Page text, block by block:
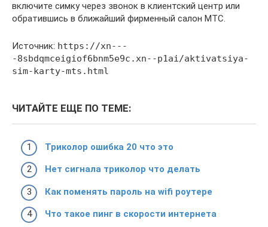
включите симку через звонок в клиентский центр или
обратившись в ближайший фирменный салон МТС.
Источник: https://xn---
-8sbdqmceigiof6bnm5e9c.xn--p1ai/aktivatsiya-
sim-karty-mts.html
ЧИТАЙТЕ ЕЩЕ ПО ТЕМЕ:
Триколор ошибка 20 что это
Нет сигнала триколор что делать
Как поменять пароль на wifi роутере
Что такое пинг в скорости интернета